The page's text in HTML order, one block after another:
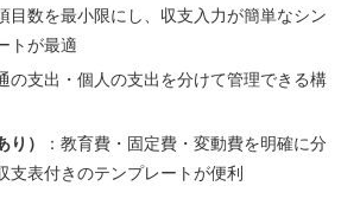
目数を最小限にし、収支入力が簡単なシン
トが最適
の支出・個人の支出を分けて管理できる構
）
：教育費・固定費・変動費を明確に分
支表付きのテンプレートが便利